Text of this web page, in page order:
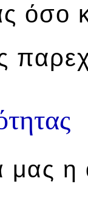
όσο
μας η